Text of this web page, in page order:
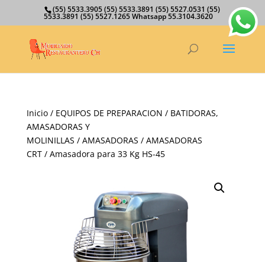
(55) 5533.3905 (55) 5533.3891 (55) 5527.0531 (55)
5533.3891 (55) 5527.1265 Whatsapp 55.3104.3620
Inicio/ EQUIPOS DE PREPARACION / BATIDORAS,
AMASADORAS Y
MOLINILLAS / AMASADORAS / AMASADORAS
CRT/ Amasadora para 33 Kg HS-45